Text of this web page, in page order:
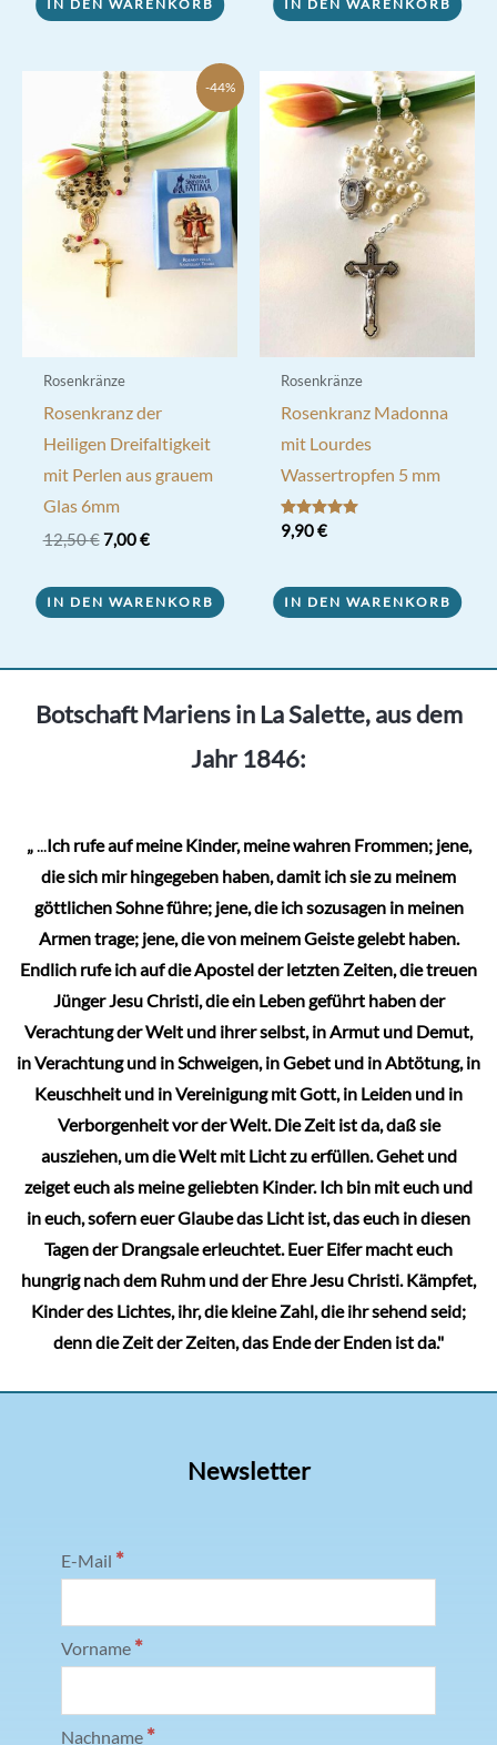
IN DEN WARENKORB IN DEN WARENKORB
-44%
Rosenkränze
Rosenkranz der
Heiligen Dreifaltigkeit
mit Perlen aus grauem
Glas 6mm
12,50€ Ursprünglicher
12,50 €
7,00€Aktueller
7,00 €.
IN DEN WARENKORB
Rosenkränze
Rosenkranz Madonna
mit Lourdes
Wassertropfen 5 mm
Bewertet mit
5.00
9,90€
IN DEN WARENKORB
Botschaft Mariens in La Salette, aus dem
Jahr 1846:
„...Ich rufe auf meine Kinder, meine wahren Frommen; jene,
die sich mir hingegeben haben, damit ich sie zu meinem
göttlichen Sohne führe; jene, die ich sozusagen in meinen
Armen trage; jene, die von meinem Geiste gelebt haben.
Endlich rufe ich auf die Apostel der letzten Zeiten, die treuen
Jünger Jesu Christi, die ein Leben geführt haben der
Verachtung der Welt und ihrer selbst, in Armut und Demut,
in Verachtung und in Schweigen, in Gebet und in Abtötung, in
Keuschheit und in Vereinigung mit Gott, in Leiden und in
Verborgenheit vor der Welt. Die Zeit ist da, daß sie
ausziehen, um die Welt mit Licht zu erfüllen. Gehet und
zeiget euch als meine geliebten Kinder. Ich bin mit euch und
in euch, sofern euer Glaube das Licht ist, das euch in diesen
Tagen der Drangsale erleuchtet. Euer Eifer macht euch
hungrig nach dem Ruhm und der Ehre Jesu Christi. Kämpfet,
Kinder des Lichtes, ihr, die kleine Zahl, die ihr sehend seid;
denn die Zeit der Zeiten, das Ende der Enden ist da."
Newsletter
E-Mail *
Vorname *
Nachname *